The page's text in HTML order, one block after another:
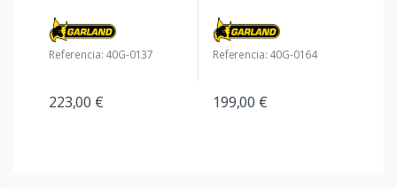
Referencia: 40G-0137
223,00 €
Referencia: 40G-0164
199,00 €